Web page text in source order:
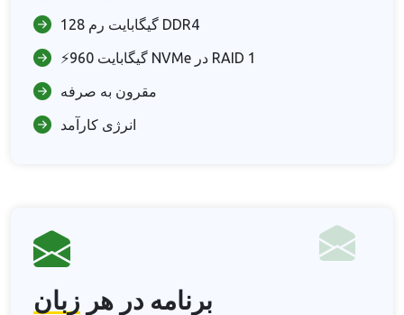
128 گیگابایت رم DDR4
⚡960 گیگابایت NVMe در RAID 1
مقرون به صرفه
انرژی کارآمد
برنامه در هر زبان